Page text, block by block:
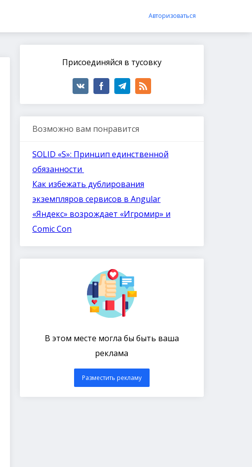
Авторизоваться
Присоединяйся в тусовку
Возможно вам понравится
SOLID «S»: Принцип единственной
обязанности
Как избежать дублирования
экземпляров сервисов в Angular
«Яндекс» возрождает «Игромир» и
Comic Con
В этом месте могла бы быть ваша
реклама
Разместить рекламу